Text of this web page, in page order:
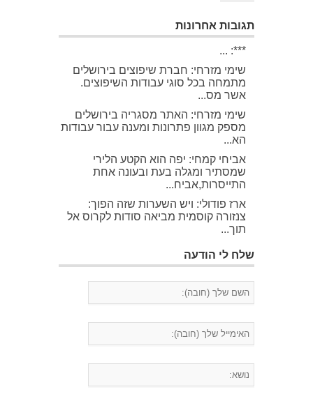
תגובות אחרונות
***: ...
שימי מזרחי: חברת שיפוצים בירושלים
מתמחה בכל סוגי עבודות השיפוצים.
אשר מס...
שימי מזרחי: האתר מסגריה בירושלים
מספק מגוון פתרונות ומענה עבור עבודות
הא...
אביחי קמחי: יפה הוא הקטע הלירי
שמסתיר ומגלה בעת ובעונה אחת
התייסרות,אביח...
ארז פודולי: ויש השערות שזה הפוך:
צנזורה קוסמית מביאה סודות לקרוס אל
תוך...
שלח לי הודעה